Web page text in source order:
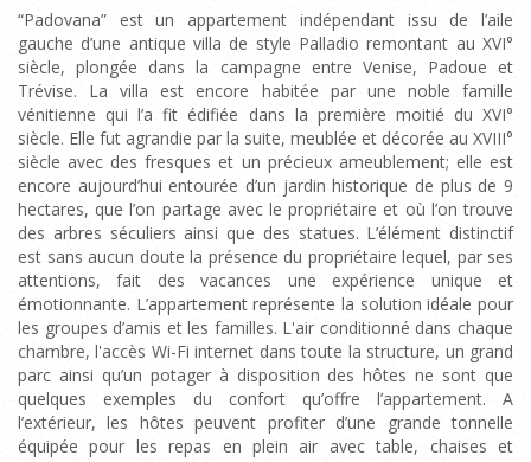
“Padovana” est un appartement indépendant issu de l’aile
gauche d’une antique villa de style Palladio remontant au XVI°
siècle, plongée dans la campagne entre Venise, Padoue et
Trévise. La villa est encore habitée par une noble famille
vénitienne qui l’a fit édifiée dans la première moitié du XVI°
siècle. Elle fut agrandie par la suite, meublée et décorée au XVIII°
siècle avec des fresques et un précieux ameublement; elle est
encore aujourd’hui entourée d’un jardin historique de plus de 9
hectares, que l’on partage avec le propriétaire et où l’on trouve
des arbres séculiers ainsi que des statues. L’élément distinctif
est sans aucun doute la présence du propriétaire lequel, par ses
attentions, fait des vacances une expérience unique et
émotionnante. L’appartement représente la solution idéale pour
les groupes d’amis et les familles. L'air conditionné dans chaque
chambre, l'accès Wi-Fi internet dans toute la structure, un grand
parc ainsi qu’un potager à disposition des hôtes ne sont que
quelques exemples du confort qu’offre l’appartement. A
l’extérieur, les hôtes peuvent profiter d’une grande tonnelle
équipée pour les repas en plein air avec table, chaises et